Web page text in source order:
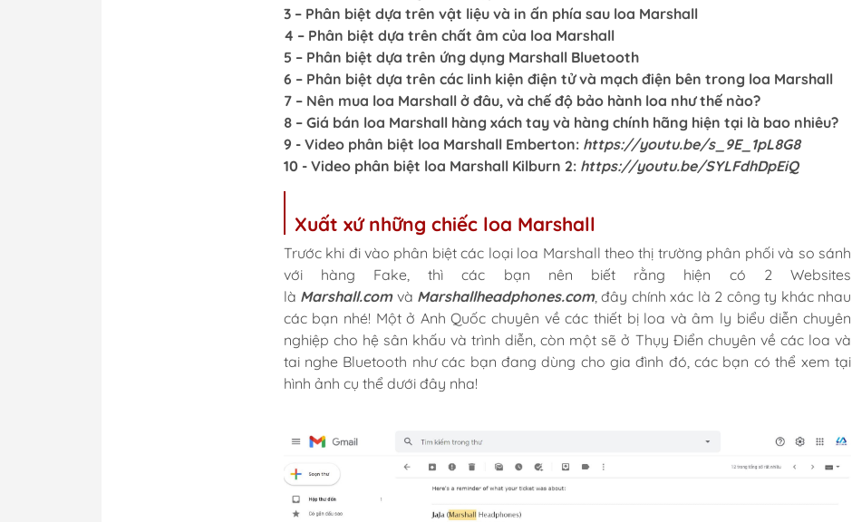
3 – Phân biệt dựa trên vật liệu và in ấn phía sau loa Marshall
4 – Phân biệt dựa trên chất âm của loa Marshall
5 – Phân biệt dựa trên ứng dụng Marshall Bluetooth
6 – Phân biệt dựa trên các linh kiện điện tử và mạch điện bên trong loa Marshall
7 – Nên mua loa Marshall ở đâu, và chế độ bảo hành loa như thế nào?
8 – Giá bán loa Marshall hàng xách tay và hàng chính hãng hiện tại là bao nhiêu?
9 - Video phân biệt loa Marshall Emberton: https://youtu.be/s_9E_1pL8G8
10 - Video phân biệt loa Marshall Kilburn 2: https://youtu.be/SYLFdhDpEiQ
Xuất xứ những chiếc loa Marshall
Trước khi đi vào phân biệt các loại loa Marshall theo thị trường phân phối và so sánh
với hàng Fake, thì các bạn nên biết rằng hiện có 2 Websites
là Marshall.comvà Marshallheadphones.com, đây chính xác là 2 công ty khác nhau
các bạn nhé! Một ở Anh Quốc chuyên về các thiết bị loa và âm ly biểu diễn chuyên
nghiệp cho hệ sân khấu và trình diễn, còn một sẽ ở Thụy Điển chuyên về các loa và
tai nghe Bluetooth như các bạn đang dùng cho gia đình đó, các bạn có thể xem tại
hình ảnh cụ thể dưới đây nha!